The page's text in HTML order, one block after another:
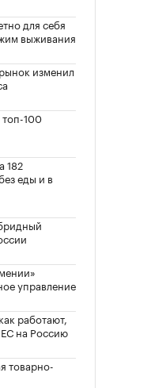
для себя
выживания
изменил
100
182
еды и в
управление
работают,
на Россию
товарно-